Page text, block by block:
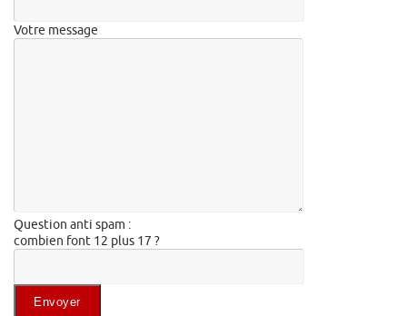
Votre message
Question anti spam :
combien font 12 plus 17 ?